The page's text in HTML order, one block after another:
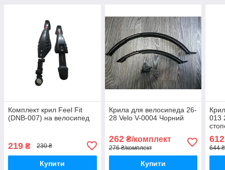
Комплект крил Feel Fit
(DNB-007) на велосипед
219 ₴ 230 ₴
Купити
Крила для велосипеда 26-
28 Velo V-0004 Чорний
262₴/комплект
276 ₴/комплект
Купити
013
612
644